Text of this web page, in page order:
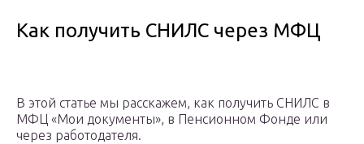
Как получить СНИЛС через МФЦ
В этой статье мы расскажем, как получить СНИЛС в
МФЦ «Мои документы», в Пенсионном Фонде или
через работодателя.